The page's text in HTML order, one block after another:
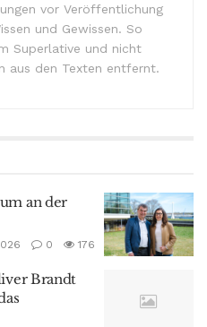
vor Veröffentlichung
und Gewissen. So
Superlative und nicht
aus den Texten entfernt.
an der
0 176
Brandt